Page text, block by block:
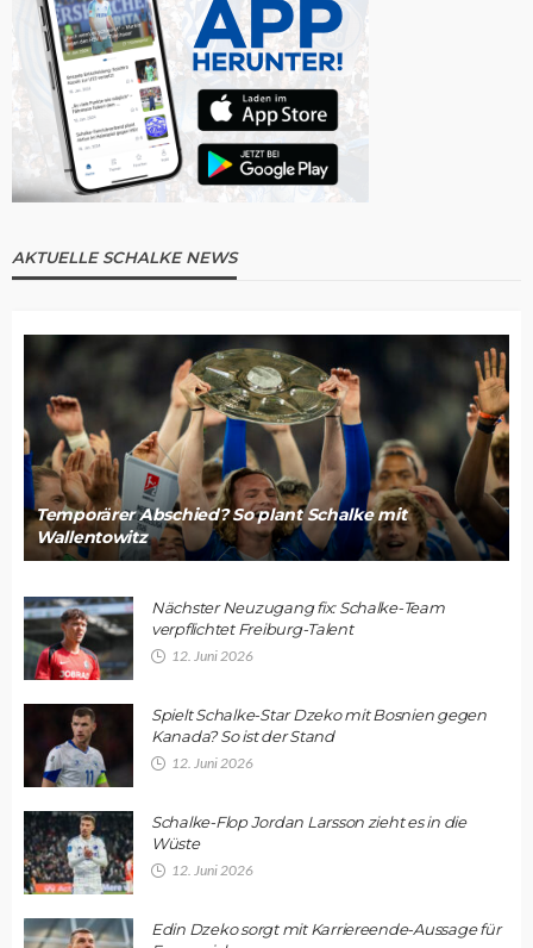
AKTUELLE SCHALKE NEWS
Temporärer Abschied? So plant Schalke mit
Wallentowitz
Nächster Neuzugang fix: Schalke-Team
verpflichtet Freiburg-Talent
12. Juni 2026
Spielt Schalke-Star Dzeko mit Bosnien gegen
Kanada? So ist der Stand
12. Juni 2026
Schalke-Flop Jordan Larsson zieht es in die
Wüste
12. Juni 2026
Edin Dzeko sorgt mit Karriereende-Aussage für